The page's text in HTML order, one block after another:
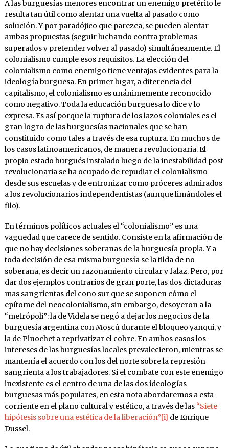
A las burguesías menores encontrar un enemigo pretérito le
resulta tan útil como alentar una vuelta al pasado como
solución. Y por paradójico que parezca, se pueden alentar
ambas propuestas (seguir luchando contra problemas
superados y pretender volver al pasado) simultáneamente. El
colonialismo cumple esos requisitos. La elección del
colonialismo como enemigo tiene ventajas evidentes para la
ideología burguesa. En primer lugar, a diferencia del
capitalismo, el colonialismo es unánimemente reconocido
como negativo. Toda la educación burguesa lo dice y lo
expresa. Es así porque la ruptura de los lazos coloniales es el
gran logro de las burguesías nacionales que se han
constituido como tales a través de esa ruptura. En muchos de
los casos latinoamericanos, de manera revolucionaria. El
propio estado burgués instalado luego de la inestabilidad post
revolucionaria se ha ocupado de repudiar el colonialismo
desde sus escuelas y de entronizar como próceres admirados
a los revolucionarios independentistas (aunque limándoles el
filo).
En términos políticos actuales el “colonialismo” es una
vaguedad que carece de sentido. Consiste en la afirmación de
que no hay decisiones soberanas de la burguesía propia. Y a
toda decisión de esa misma burguesía se la tilda de no
soberana, es decir un razonamiento circular y falaz. Pero, por
dar dos ejemplos contrarios de gran porte, las dos dictaduras
mas sangrientas del cono sur que se suponen cómo el
epítome del neocolonialismo, sin embargo, desoyeron a la
“metrópoli”: la de Videla se negó a dejar los negocios de la
burguesía argentina con Moscú durante el bloqueo yanqui, y
la de Pinochet a reprivatizar el cobre. En ambos casos los
intereses de las burguesías locales prevalecieron, mientras se
mantenía el acuerdo con los del norte sobre la represión
sangrienta a los trabajadores. Si el combate con este enemigo
inexistente es el centro de una de las dos ideologías
burguesas más populares, en esta nota abordaremos a esta
corriente en el plano cultural y estético, a través de las “Siete
hipótesis sobre una estética de la liberación”[i] de Enrique
Dussel.